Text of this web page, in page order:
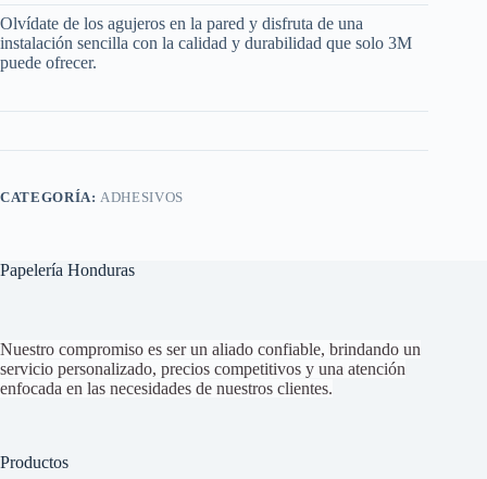
Olvídate de los agujeros en la pared y disfruta de una
instalación sencilla con la calidad y durabilidad que solo 3M
puede ofrecer.
CATEGORÍA: ADHESIVOS
Papelería Honduras
Nuestro compromiso es ser un aliado confiable, brindando un
servicio personalizado, precios competitivos y una atención
enfocada en las necesidades de nuestros clientes.
Productos